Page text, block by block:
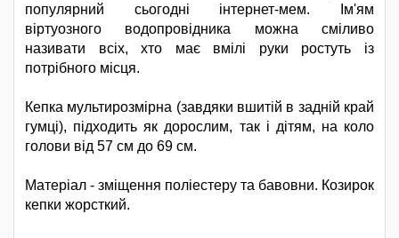
популярний сьогодні інтернет-мем. Ім'ям
віртуозного водопровідника можна сміливо
називати всіх, хто має вмілі руки ростуть із
потрібного місця.
Кепка мультирозмірна (завдяки вшитій в задній край
гумці), підходить як дорослим, так і дітям, на коло
голови від 57 см до 69 см.
Матеріал - зміщення поліестеру та бавовни. Козирок
кепки жорсткий.